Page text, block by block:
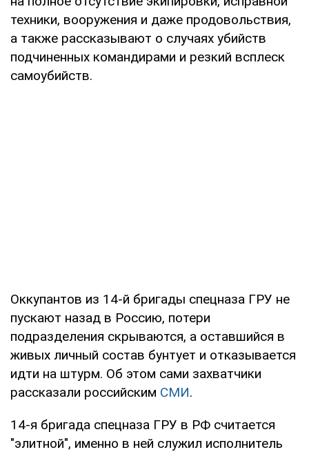
техники, вооружения и даже продовольствия,
а также рассказывают о случаях убийств
подчиненных командирами и резкий всплеск
самоубийств.
Оккупантов из 14-й бригады спецназа ГРУ не
пускают назад в Россию, потери
подразделения скрываются, а оставшийся в
живых личный состав бунтует и отказывается
идти на штурм. Об этом сами захватчики
рассказали российским СМИ.
14-я бригада спецназа ГРУ в РФ считается
"элитной", именно в ней служил исполнитель